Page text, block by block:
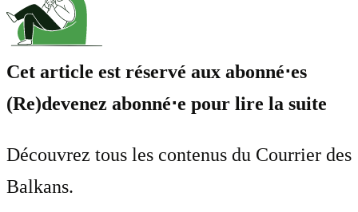
Cet article est réservé aux abonné⋅es
(Re)devenez abonné⋅e pour lire la suite
Découvrez tous les contenus du Courrier des
Balkans.